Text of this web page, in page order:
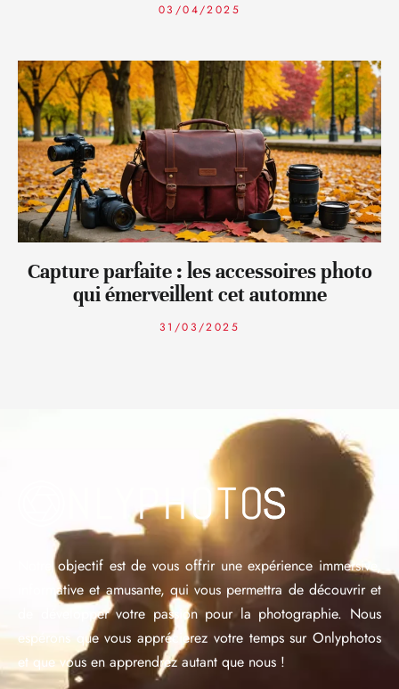
03/04/2025
Capture parfaite : les accessoires photo
qui émerveillent cet automne
31/03/2025
Notre objectif est de vous offrir une expérience immersive,
informative et amusante, qui vous permettra de découvrir et
de développer votre passion pour la photographie. Nous
espérons que vous apprécierez votre temps sur Onlyphotos
et que vous en apprendrez autant que nous !